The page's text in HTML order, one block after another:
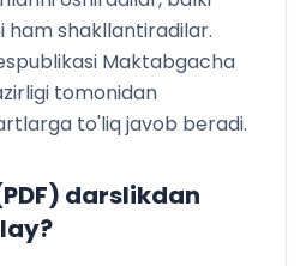
ham shakllantiradilar.
Maktabgacha
tomonidan
to'liq javob beradi.
darslikdan